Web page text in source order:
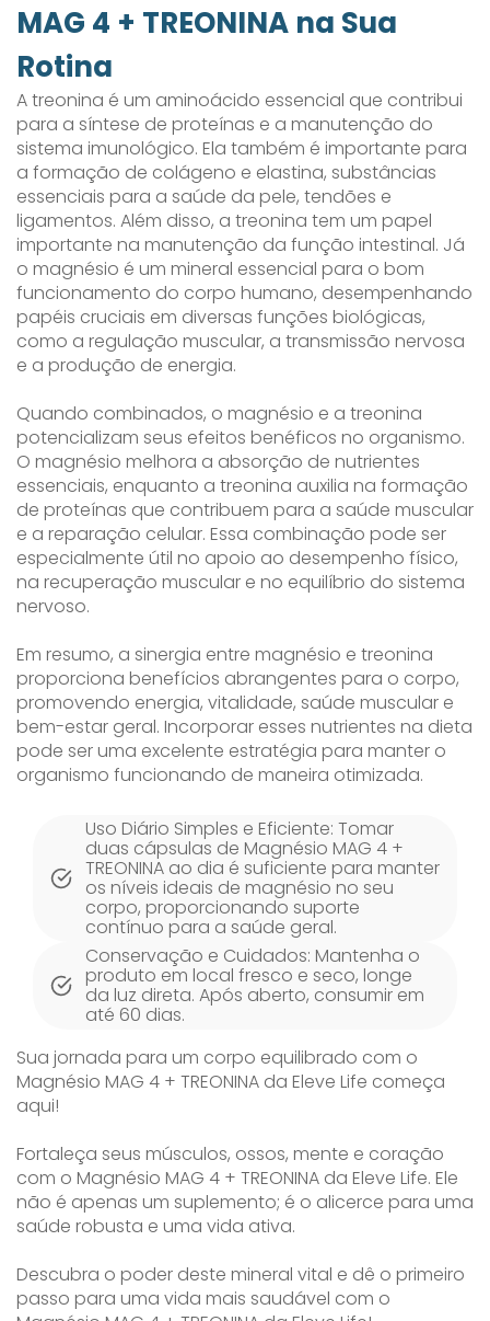
MAG 4 + TREONINA na Sua
Rotina
A treonina é um aminoácido essencial que contribui
para a síntese de proteínas e a manutenção do
sistema imunológico. Ela também é importante para
a formação de colágeno e elastina, substâncias
essenciais para a saúde da pele, tendões e
ligamentos. Além disso, a treonina tem um papel
importante na manutenção da função intestinal. Já
o magnésio é um mineral essencial para o bom
funcionamento do corpo humano, desempenhando
papéis cruciais em diversas funções biológicas,
como a regulação muscular, a transmissão nervosa
e a produção de energia.
Quando combinados, o magnésio e a treonina
potencializam seus efeitos benéficos no organismo.
O magnésio melhora a absorção de nutrientes
essenciais, enquanto a treonina auxilia na formação
de proteínas que contribuem para a saúde muscular
e a reparação celular. Essa combinação pode ser
especialmente útil no apoio ao desempenho físico,
na recuperação muscular e no equilíbrio do sistema
nervoso.
Em resumo, a sinergia entre magnésio e treonina
proporciona benefícios abrangentes para o corpo,
promovendo energia, vitalidade, saúde muscular e
bem-estar geral. Incorporar esses nutrientes na dieta
pode ser uma excelente estratégia para manter o
organismo funcionando de maneira otimizada.
Uso Diário Simples e Eficiente: Tomar
duas cápsulas de Magnésio MAG 4 +
TREONINA ao dia é suficiente para manter
os níveis ideais de magnésio no seu
corpo, proporcionando suporte
contínuo para a saúde geral.
Conservação e Cuidados: Mantenha o
produto em local fresco e seco, longe
da luz direta. Após aberto, consumir em
até 60 dias.
Sua jornada para um corpo equilibrado com o
Magnésio MAG 4 + TREONINA da Eleve Life começa
aqui!
Fortaleça seus músculos, ossos, mente e coração
com o Magnésio MAG 4 + TREONINA da Eleve Life. Ele
não é apenas um suplemento; é o alicerce para uma
saúde robusta e uma vida ativa.
Descubra o poder deste mineral vital e dê o primeiro
passo para uma vida mais saudável com o